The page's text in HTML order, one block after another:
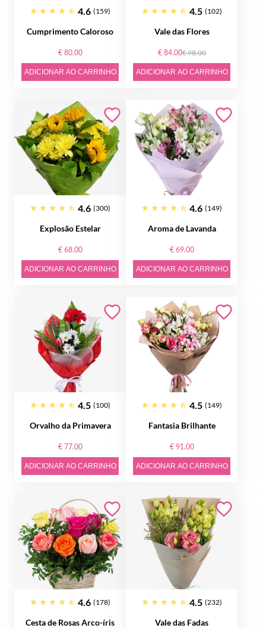
4.6 (159)
Cumprimento Caloroso
€ 80.00
ADICIONAR AO CARRINHO
4.5 (102)
Vale das Flores
€ 84.00€ 98.00
ADICIONAR AO CARRINHO
4.6 (300)
Explosão Estelar
€ 68.00
ADICIONAR AO CARRINHO
4.6 (149)
Aroma de Lavanda
€ 69.00
ADICIONAR AO CARRINHO
4.5 (100)
Orvalho da Primavera
€ 77.00
ADICIONAR AO CARRINHO
4.5 (149)
Fantasia Brilhante
€ 91.00
ADICIONAR AO CARRINHO
4.6 (178)
Cesta de Rosas Arco-íris
4.5 (232)
Vale das Fadas